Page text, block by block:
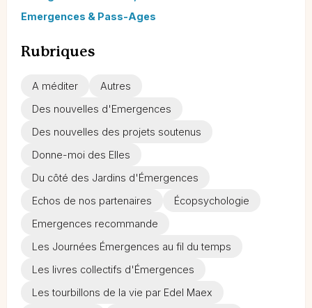
Emergences & Pass-Ages
Rubriques
A méditer
Autres
Des nouvelles d'Emergences
Des nouvelles des projets soutenus
Donne-moi des Elles
Du côté des Jardins d'Émergences
Echos de nos partenaires
Écopsychologie
Emergences recommande
Les Journées Émergences au fil du temps
Les livres collectifs d'Émergences
Les tourbillons de la vie par Edel Maex